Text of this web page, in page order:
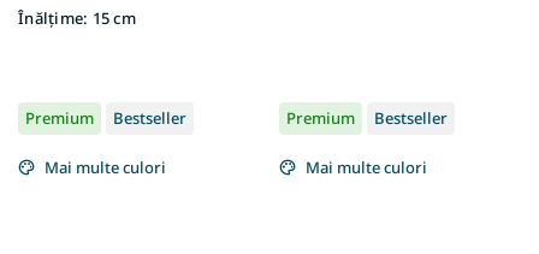
Înălțime: 15 cm
Premium Bestseller
Mai multe culori
Premium Bestseller
Mai multe culori